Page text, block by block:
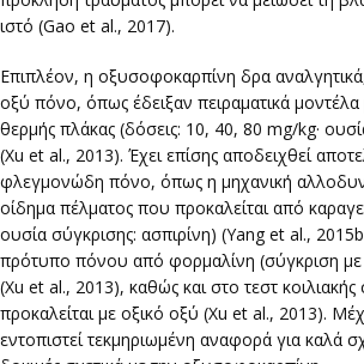
ιστό (Gao et al., 2017).
Επιπλέον, η οξυσοφοκαρπίνη δρα
οξύ πόνο, όπως έδειξαν πειραματικά μοντέλα
θερμής πλάκας (δόσεις: 10, 40, 80 mg/kg·
(Xu et al., 2013). Έχει επίσης αποδειχθεί
φλεγμονώδη πόνο, όπως η μηχανική
οίδημα πέλματος που προκαλείται από
ουσία σύγκρισης: ασπιρίνη) (Yang et al.,
πρότυπο πόνου από φορμαλίνη (σύγκριση με
(Xu et al., 2013), καθώς και στο τεστ
προκαλείται με οξικό οξύ (Xu et al., 2013).
εντοπιστεί τεκμηριωμένη αναφορά για καλά